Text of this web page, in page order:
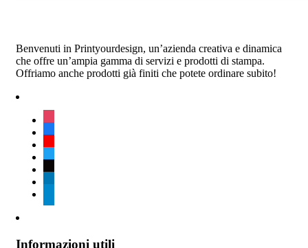
Benvenuti in Printyourdesign, un’azienda creativa e dinamica
che offre un’ampia gamma di servizi e prodotti di stampa.
Offriamo anche prodotti già finiti che potete ordinare subito!
Informazioni utili